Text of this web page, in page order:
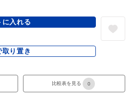
に入れる
取り置き
比較表を見る 0